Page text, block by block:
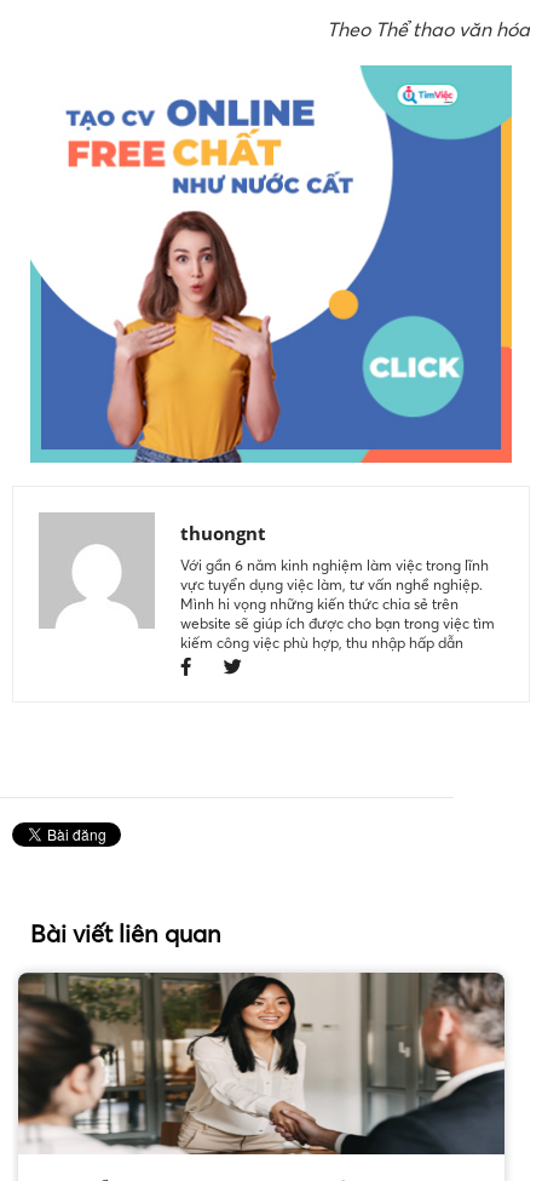
Theo Thể thao văn hóa
thuongnt
Với gần 6 năm kinh nghiệm làm việc trong lĩnh
vực tuyển dụng việc làm, tư vấn nghề nghiệp.
Mình hi vọng những kiến thức chia sẻ trên
website sẽ giúp ích được cho bạn trong việc tìm
kiếm công việc phù hợp, thu nhập hấp dẫn
Bài viết liên quan